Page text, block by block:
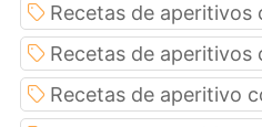
Recetas de aperitivos
Recetas de aperitivos
Recetas de aperitivo